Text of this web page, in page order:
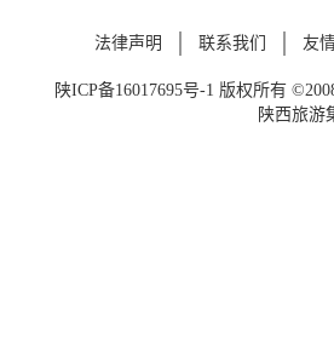
法律声明 联系我们 友
陕ICP备16017695号-1 版权所有
陕西旅游